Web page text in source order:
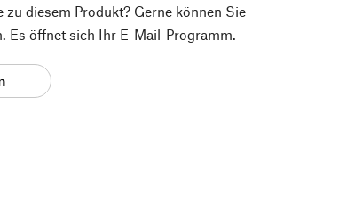
zu diesem Produkt? Gerne können Sie
Es öffnet sich Ihr E-Mail-Programm.